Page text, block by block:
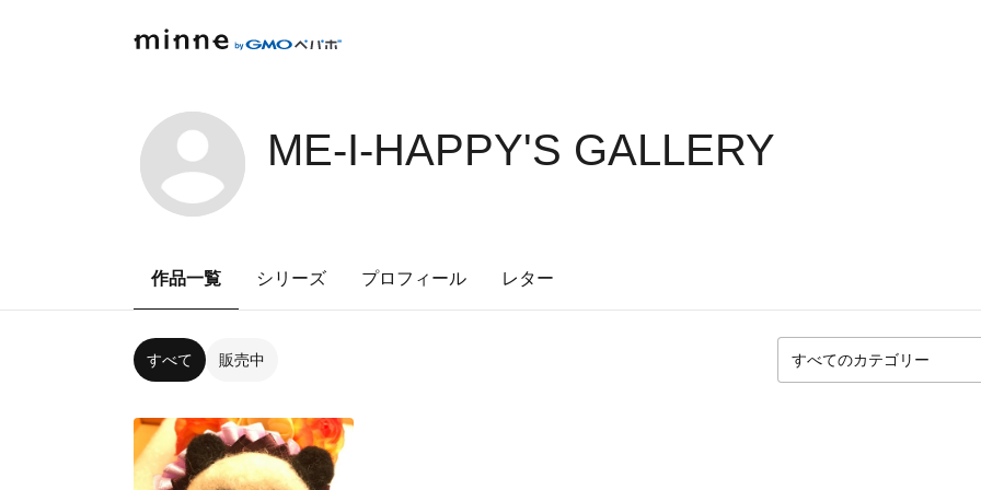
ME-I-HAPPY'S GALLERY
作品一覧 シリーズ プロフィール レター
すべて 販売中